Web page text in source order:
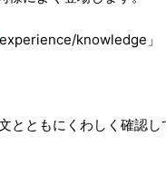
experience/knowledge」
とともにくわしく確認し